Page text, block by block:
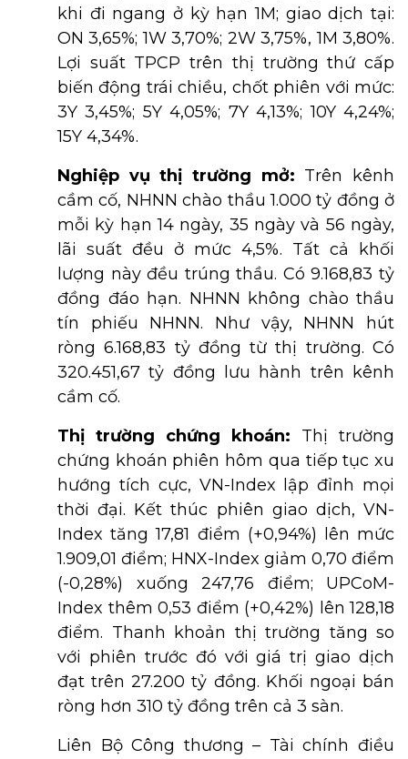
khi đi ngang ở kỳ hạn 1M; giao dịch tại:
ON 3,65%; 1W 3,70%; 2W 3,75%, 1M 3,80%.
Lợi suất TPCP trên thị trường thứ cấp
biến động trái chiều, chốt phiên với mức:
3Y 3,45%; 5Y 4,05%; 7Y 4,13%; 10Y 4,24%;
15Y 4,34%.
Nghiệp vụ thị trường mở: Trên kênh
cầm cố, NHNN chào thầu 1.000 tỷ đồng ở
mỗi kỳ hạn 14 ngày, 35 ngày và 56 ngày,
lãi suất đều ở mức 4,5%. Tất cả khối
lượng này đều trúng thầu. Có 9.168,83 tỷ
đồng đáo hạn. NHNN không chào thầu
tín phiếu NHNN. Như vậy, NHNN hút
ròng 6.168,83 tỷ đồng từ thị trường. Có
320.451,67 tỷ đồng lưu hành trên kênh
cầm cố.
Thị trường chứng khoán: Thị trường
chứng khoán phiên hôm qua tiếp tục xu
hướng tích cực, VN-Index lập đỉnh mọi
thời đại. Kết thúc phiên giao dịch, VN-
Index tăng 17,81 điểm (+0,94%) lên mức
1.909,01 điểm; HNX-Index giảm 0,70 điểm
(-0,28%) xuống 247,76 điểm; UPCoM-
Index thêm 0,53 điểm (+0,42%) lên 128,18
điểm. Thanh khoản thị trường tăng so
với phiên trước đó với giá trị giao dịch
đạt trên 27.200 tỷ đồng. Khối ngoại bán
ròng hơn 310 tỷ đồng trên cả 3 sàn.
Liên Bộ Công thương – Tài chính điều